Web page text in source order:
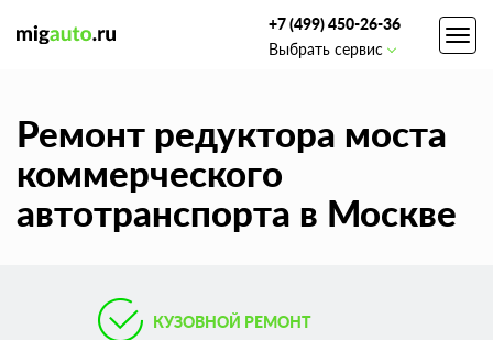
+7 (499) 450-26-36
Выбрать сервис
Ремонт редуктора моста
коммерческого
автотранспорта в Москве
КУЗОВНОЙ РЕМОНТ